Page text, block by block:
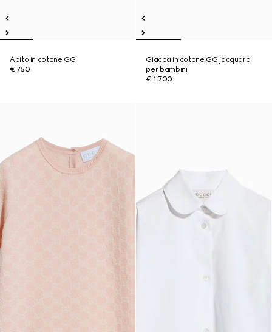
Abito in cotone GG
€ 750
Giacca in cotone GG jacquard
per bambini
€ 1.700